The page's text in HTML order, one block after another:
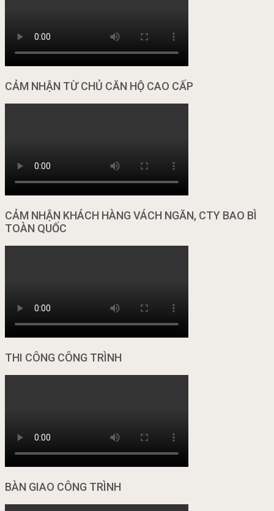
CẢM NHẬN TỪ CHỦ CĂN HỘ CAO CẤP
CẢM NHẬN KHÁCH HÀNG VÁCH NGĂN, CTY BAO BÌ
TOÀN QUỐC
THI CÔNG CÔNG TRÌNH
BÀN GIAO CÔNG TRÌNH